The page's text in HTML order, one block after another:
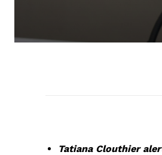
Tatiana Clouthier